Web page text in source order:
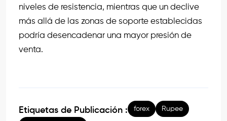
niveles de resistencia, mientras que un declive
más allá de las zonas de soporte establecidas
podría desencadenar una mayor presión de
venta.
Etiquetas de Publicación : forex Rupee